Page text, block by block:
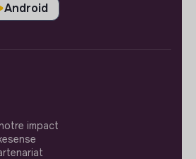
Android
impact